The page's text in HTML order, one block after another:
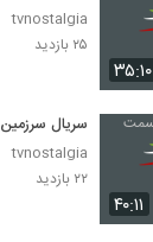
۳۵:۱۰
tvnostalgia
۲۵ بازدید
۴۰:۱۱
سریال
tvnostalgia
۲۲ بازدید